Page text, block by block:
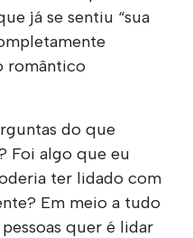
já se sentiu “sua
romântico
do que
Foi algo que eu
ter lidado com
Em meio a tudo
quer é lidar